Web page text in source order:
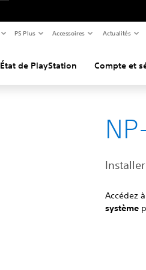
PS Plus Accessoires Actualités
État de PlayStation Compte et
Accédez
système